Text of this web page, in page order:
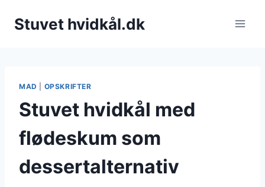
Stuvet hvidkål.dk
MAD OPSKRIFTER
Stuvet hvidkål med
flødeskum som
dessertalternativ